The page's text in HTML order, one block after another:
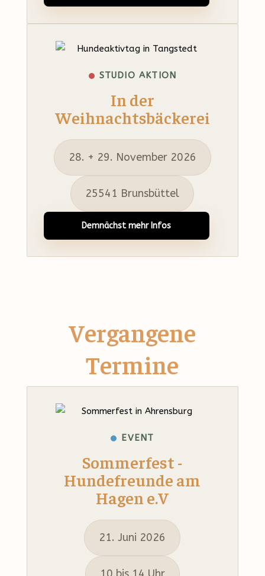
STUDIO AKTION
In der
Weihnachtsbäckerei
28. + 29. November 2026
25541 Brunsbüttel
Demnächst mehr Infos
Vergangene
Termine
EVENT
Sommerfest -
Hundefreunde am
Hagen e.V
21. Juni 2026